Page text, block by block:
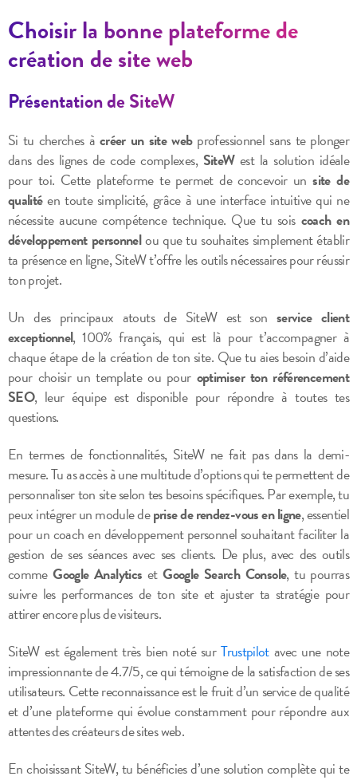
Choisir la bonne plateforme de
création de site web
Présentation de SiteW
Si tu cherches àcréer un site webprofessionnel sans te plonger
dans des lignes de code complexes, SiteWest la solution idéale
pour toi. Cette plateforme te permet de concevoir unsite de
qualitéen toute simplicité, grâce à une interface intuitive qui ne
nécessite aucune compétence technique. Que tu sois coach en
développement personnelou que tu souhaites simplement établir
ta présence en ligne, SiteW t’offre les outils nécessaires pour réussir
ton projet.
Un des principaux atouts de SiteW est son service client
exceptionnel, 100% français, qui est là pour t’accompagner à
chaque étape de la création de ton site. Que tu aies besoin d’aide
pour choisir un template ou pour optimiser ton référencement
SEO, leur équipe est disponible pour répondre à toutes tes
questions.
En termes de fonctionnalités, SiteW ne fait pas dans la demi-
mesure. Tu as accès à une multitude d’options qui te permettent de
personnaliser ton site selon tes besoins spécifiques. Par exemple, tu
peux intégrer un module deprise de rendez-vous en ligne, essentiel
pour un coach en développement personnel souhaitant faciliter la
gestion de ses séances avec ses clients. De plus, avec des outils
commeGoogle Analytics etGoogle Search Console, tu pourras
suivre les performances de ton site et ajuster ta stratégie pour
attirer encore plus de visiteurs.
SiteW est également très bien noté surTrustpilotavec une note
impressionnante de 4.7/5, ce qui témoigne de la satisfaction de ses
utilisateurs. Cette reconnaissance est le fruit d’un service de qualité
et d’une plateforme qui évolue constamment pour répondre aux
attentes des créateurs de sites web.
En choisissant SiteW, tu bénéficies d’une solution complète qui te